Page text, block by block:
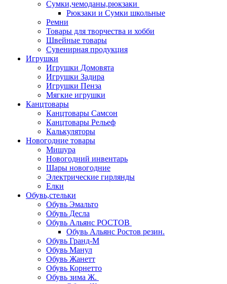
Сумки,чемоданы,рюкзаки
Рюкзаки и Сумки школьные
Ремни
Товары для творчества и хобби
Швейные товары
Сувенирная продукция
Игрушки
Игрушки Домовята
Игрушки Задира
Игрушки Пенза
Мягкие игрушки
Канцтовары
Канцтовары Самсон
Канцтовары Рельеф
Калькуляторы
Новогодние товары
Мишура
Новогодний инвентарь
Шары новогодние
Электрические гирлянды
Елки
Обувь,стельки
Обувь Эмальто
Обувь Десла
Обувь Альянс РОСТОВ
Обувь Альянс Ростов резин.
Обувь Гранд-М
Обувь Манул
Обувь Жанетт
Обувь Корнетто
Обувь зима Ж.